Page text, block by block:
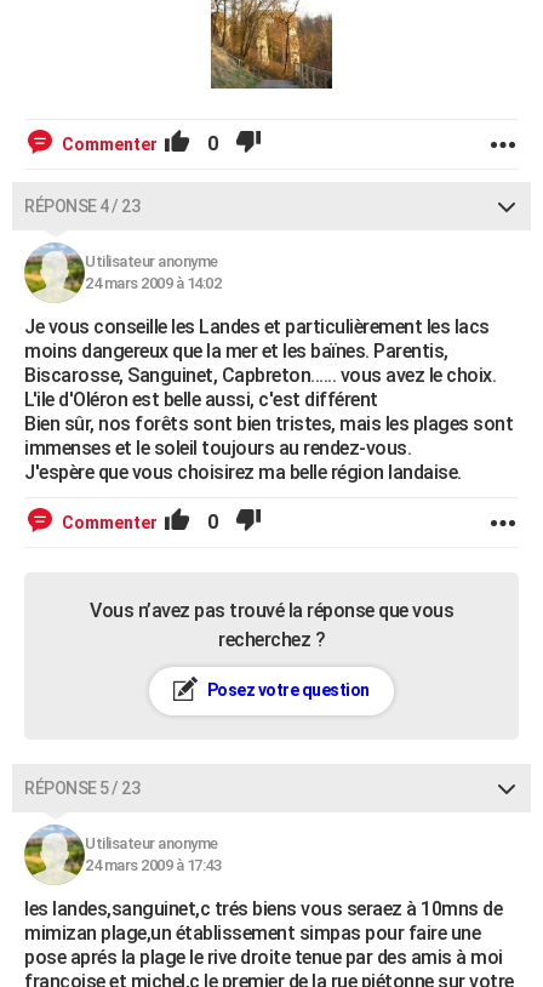
Commenter 0
RÉPONSE 4 / 23
Utilisateur anonyme
24 mars 2009 à 14:02
Je vous conseille les Landes et particulièrement les lacs
moins dangereux que la mer et les baïnes. Parentis,
Biscarosse, Sanguinet, Capbreton...... vous avez le choix.
L'ile d'Oléron est belle aussi, c'est différent
Bien sûr, nos forêts sont bien tristes, mais les plages sont
immenses et le soleil toujours au rendez-vous.
J'espère que vous choisirez ma belle région landaise.
Commenter 0
Vous n’avez pas trouvé la réponse que vous
recherchez ?
Posez votre question
RÉPONSE 5 / 23
Utilisateur anonyme
24 mars 2009 à 17:43
les landes,sanguinet,c trés biens vous seraez à 10mns de
mimizan plage,un établissement simpas pour faire une
pose aprés la plage le rive droite tenue par des amis à moi
françoise et michel,c le premier de la rue piétonne sur votre